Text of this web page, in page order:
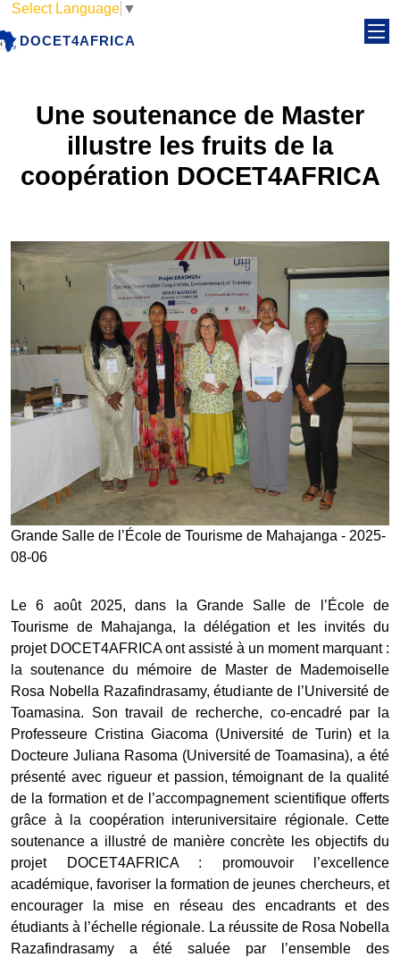
Select Language ▼
DOCET4AFRICA
Une soutenance de Master
illustre les fruits de la
coopération DOCET4AFRICA
Grande Salle de l’École de Tourisme de Mahajanga - 2025-
08-06
Le 6 août 2025, dans la Grande Salle de l’École de
Tourisme de Mahajanga, la délégation et les invités du
projet DOCET4AFRICA ont assisté à un moment marquant :
la soutenance du mémoire de Master de Mademoiselle
Rosa Nobella Razafindrasamy, étudiante de l’Université de
Toamasina. Son travail de recherche, co-encadré par la
Professeure Cristina Giacoma (Université de Turin) et la
Docteure Juliana Rasoma (Université de Toamasina), a été
présenté avec rigueur et passion, témoignant de la qualité
de la formation et de l’accompagnement scientifique offerts
grâce à la coopération interuniversitaire régionale. Cette
soutenance a illustré de manière concrète les objectifs du
projet DOCET4AFRICA : promouvoir l’excellence
académique, favoriser la formation de jeunes chercheurs, et
encourager la mise en réseau des encadrants et des
étudiants à l’échelle régionale. La réussite de Rosa Nobella
Razafindrasamy a été saluée par l’ensemble des